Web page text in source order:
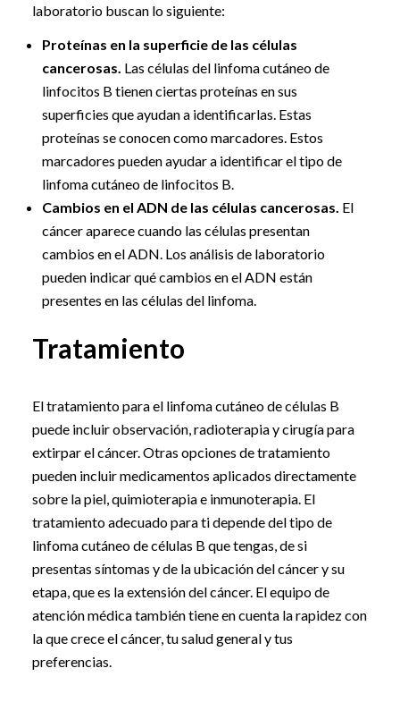
laboratorio buscan lo siguiente:
Proteínas en la superficie de las células
cancerosas. Las células del linfoma cutáneo de
linfocitos B tienen ciertas proteínas en sus
superficies que ayudan a identificarlas. Estas
proteínas se conocen como marcadores. Estos
marcadores pueden ayudar a identificar el tipo de
linfoma cutáneo de linfocitos B.
Cambios en el ADN de las células cancerosas. El
cáncer aparece cuando las células presentan
cambios en el ADN. Los análisis de laboratorio
pueden indicar qué cambios en el ADN están
presentes en las células del linfoma.
Tratamiento
El tratamiento para el linfoma cutáneo de células B
puede incluir observación, radioterapia y cirugía para
extirpar el cáncer. Otras opciones de tratamiento
pueden incluir medicamentos aplicados directamente
sobre la piel, quimioterapia e inmunoterapia. El
tratamiento adecuado para ti depende del tipo de
linfoma cutáneo de células B que tengas, de si
presentas síntomas y de la ubicación del cáncer y su
etapa, que es la extensión del cáncer. El equipo de
atención médica también tiene en cuenta la rapidez con
la que crece el cáncer, tu salud general y tus
preferencias.